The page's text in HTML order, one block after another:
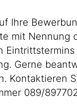
Ihre
mit Nennung
Gerne
Kontaktieren
089/